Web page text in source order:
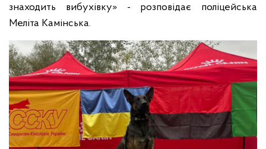
знаходить вибухівку» - розповідає поліцейська
Меліта Камінська.